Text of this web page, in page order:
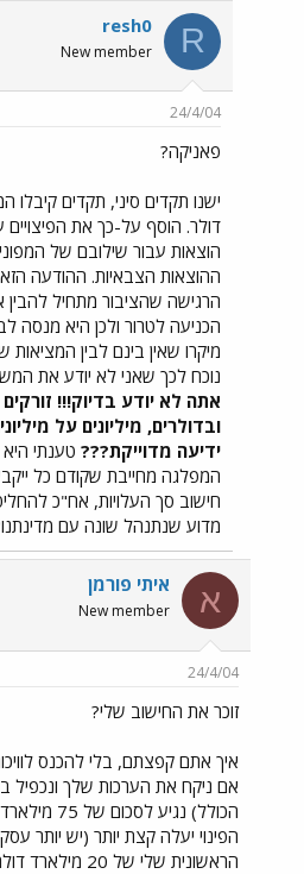
R
resh0
New member
24/4/04
פאניקה?
דולר. הוסף על-כך את
הוצאות עבור שילובם של
ההוצאות הצבאיות. ההודעה
הרגישה שהציבור מתחיל
הכניעה לטרור ולכן היא מנסה
מיקרו שאין בינם לבין
נוכח לכך שאני לא יודע את
אתה לא יודע בדיוק!!!
ובדולרים, מיליונים על
ידיעה מדוייקת??? טענתי
המפלגה מחייבת שקודם כל
חישוב סך העלויות, אח"כ
מדוע שנתנהל שונה עם
א איתי פורמן
New member
24/4/04
זוכר את החישוב שלי?
איך אתם קפצתם, בלי להכנס
הכולל)
הפינוי יעלה קצת יותר (יש יותר
הראשונית שלי של 20 מילארד דולר.